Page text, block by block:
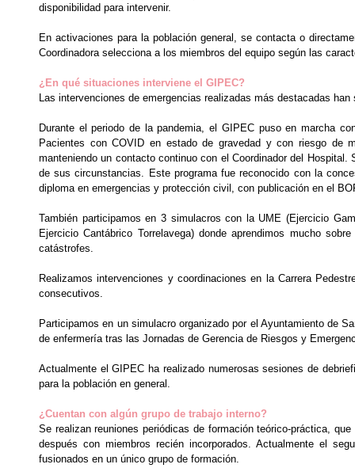
disponibilidad para intervenir.
En activaciones para la población general, se contacta o
Coordinadora selecciona a los miembros del equipo según las
¿En qué situaciones interviene el GIPEC?
Las intervenciones de emergencias realizadas más destacadas han
Durante el periodo de la pandemia, el GIPEC puso en marcha
Pacientes con COVID en estado de gravedad y con riesgo de
manteniendo un contacto continuo con el Coordinador del
de sus circunstancias. Este programa fue reconocido con la
diploma en emergencias y protección civil, con publicación en el
También participamos en 3 simulacros con la UME (Ejercicio
Ejercicio Cantábrico Torrelavega) donde aprendimos mucho
catástrofes.
Realizamos intervenciones y coordinaciones en la Carrera
consecutivos.
Participamos en un simulacro organizado por el Ayuntamiento de
de enfermería tras las Jornadas de Gerencia de Riesgos y
Actualmente el GIPEC ha realizado numerosas sesiones de
para la población en general.
¿Cuentan con algún grupo de trabajo interno?
Se realizan reuniones periódicas de formación teórico-práctica,
después con miembros recién incorporados. Actualmente el
fusionados en un único grupo de formación.